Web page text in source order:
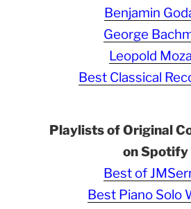
Benjamin
George
Leopold
Best Classical
Playlists of Original
on Spotify
Best of
Best Piano Solo